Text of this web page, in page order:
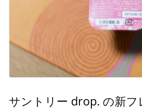
サントリー drop. の新フ